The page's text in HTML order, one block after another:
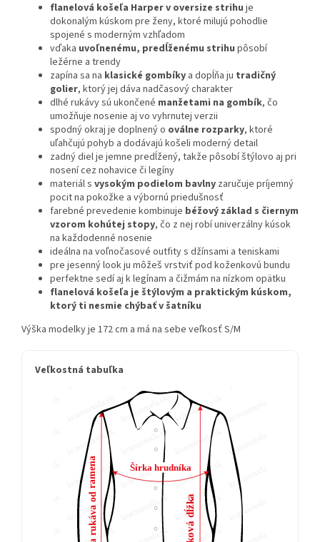
flanelová košeľa Harper v oversize strihu je
dokonalým kúskom pre ženy, ktoré milujú pohodlie
spojené s moderným vzhľadom
vďaka uvoľnenému, predĺženému strihu pôsobí
ležérne a trendy
zapína sa na klasické gombíky a dopĺňa ju tradičný
golier, ktorý jej dáva nadčasový charakter
dlhé rukávy sú ukončené manžetami na gombík, čo
umožňuje nosenie aj vo vyhrnutej verzii
spodný okraj je doplnený o oválne rozparky, ktoré
uľahčujú pohyb a dodávajú košeli moderný detail
zadný diel je jemne predĺžený, takže pôsobí štýlovo aj pri
nosení cez nohavice či legíny
materiál s vysokým podielom bavlny zaručuje príjemný
pocit na pokožke a výbornú priedušnosť
farebné prevedenie kombinuje béžový základ s čiernym
vzorom kohútej stopy, čo z nej robí univerzálny kúsok
na každodenné nosenie
ideálna na voľnočasové outfity s džínsami a teniskami
pre jesenný look ju môžeš vrstviť pod koženkovú bundu
perfektne sedí aj k legínam a čižmám na nízkom opätku
flanelová košeľa je štýlovým a praktickým kúskom,
ktorý ti nesmie chýbať v šatníku
Výška modelky je 172 cm a má na sebe veľkosť S/M
Veľkostná tabuľka